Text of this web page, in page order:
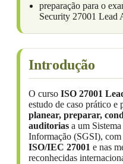
preparação para o
Security 27001 Lead
Introdução
O curso ISO 27001
estudo de caso prático e
planear, preparar,
auditorias a um
Informação (SGSI), com
ISO/IEC 27001 e nas
reconhecidas